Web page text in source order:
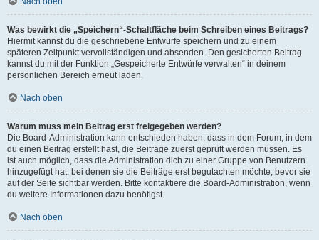
Was bewirkt die „Speichern“-Schaltfläche beim Schreiben eines Beitrags?
Hiermit kannst du die geschriebene Entwürfe speichern und zu einem
späteren Zeitpunkt vervollständigen und absenden. Den gesicherten Beitrag
kannst du mit der Funktion „Gespeicherte Entwürfe verwalten“ in deinem
persönlichen Bereich erneut laden.
Nach oben
Warum muss mein Beitrag erst freigegeben werden?
Die Board-Administration kann entschieden haben, dass in dem Forum, in dem
du einen Beitrag erstellt hast, die Beiträge zuerst geprüft werden müssen. Es
ist auch möglich, dass die Administration dich zu einer Gruppe von Benutzern
hinzugefügt hat, bei denen sie die Beiträge erst begutachten möchte, bevor sie
auf der Seite sichtbar werden. Bitte kontaktiere die Board-Administration, wenn
du weitere Informationen dazu benötigst.
Nach oben